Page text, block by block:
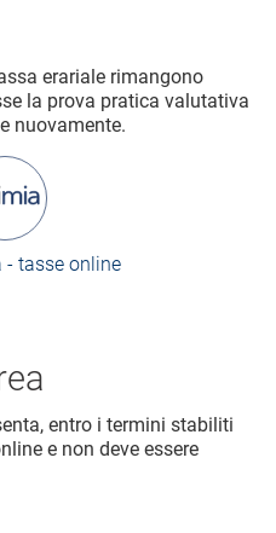
erariale rimangono
la prova pratica valutativa
nuovamente.
- tasse online
entro i termini stabiliti
e non deve essere